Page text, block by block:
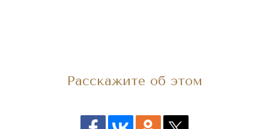
Расскажите об этом